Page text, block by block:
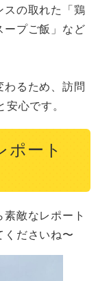
スの取れた「鶏
ープご飯」など
るため、訪問
心です。
ポート
敵なレポート
ださいね〜